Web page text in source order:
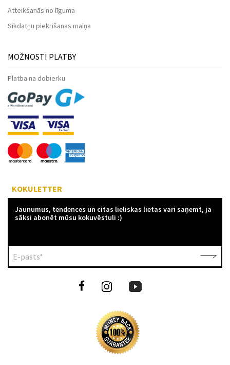
Atteikšanās no līguma
Sīkdatņu piekrišanas maiņa
MOŽNOSTI PLATBY
Platba na dobierku
KOKULETTER
Jaunumus, tendences un citas lieliskas lietas vari saņemt, ja
sāksi abonēt mūsu kokuvēstuli :)
E-pasts*